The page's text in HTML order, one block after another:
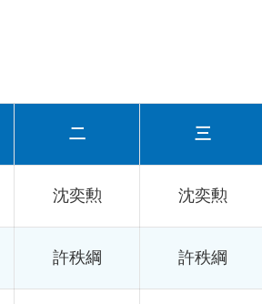
二 三
沈奕勲 沈奕勲
許秩綱 許秩綱